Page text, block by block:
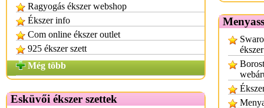
Ragyogás ékszer webshop
Ékszer info
Com online ékszer outlet
925 ékszer szett
Még több
Esküvői ékszer szettek
ékszer